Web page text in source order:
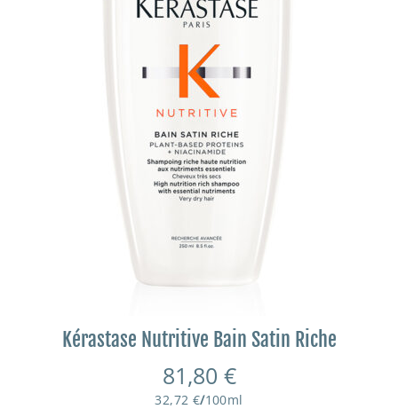
Kérastase Nutritive Bain Satin Riche
81,80 €
32,72 €/100ml